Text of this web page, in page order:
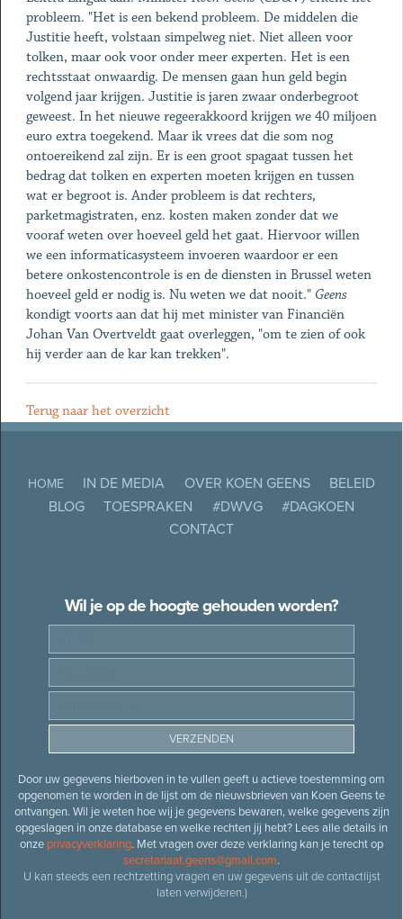
probleem. "Het is een bekend probleem. De middelen die
Justitie heeft, volstaan simpelweg niet. Niet alleen voor
tolken, maar ook voor onder meer experten. Het is een
rechtsstaat onwaardig. De mensen gaan hun geld begin
volgend jaar krijgen. Justitie is jaren zwaar onderbegroot
geweest. In het nieuwe regeerakkoord krijgen we 40 miljoen
euro extra toegekend. Maar ik vrees dat die som nog
ontoereikend zal zijn. Er is een groot spagaat tussen het
bedrag dat tolken en experten moeten krijgen en tussen
wat er begroot is. Ander probleem is dat rechters,
parketmagistraten, enz. kosten maken zonder dat we
vooraf weten over hoeveel geld het gaat. Hiervoor willen
we een informaticasysteem invoeren waardoor er een
betere onkostencontrole is en de diensten in Brussel weten
hoeveel geld er nodig is. Nu weten we dat nooit." Geens
kondigt voorts aan dat hij met minister van Financiën
Johan Van Overtveldt gaat overleggen, "om te zien of ook
hij verder aan de kar kan trekken".
Terug naar het overzicht
HOME IN DE MEDIA OVER KOEN GEENS
BELEID
BLOG
TOESPRAKEN #DWVG
#DAGKOEN
CONTACT
Wil je op de hoogte gehouden worden?
Door uw gegevens hierboven in te vullen geeft u actieve toestemming om
opgenomen te worden in de lijst om de nieuwsbrieven van Koen Geens te
ontvangen. Wil je weten hoe wij je gegevens bewaren, welke gegevens zijn
opgeslagen in onze database en welke rechten jij hebt? Lees alle details in
onze privacyverklaring. Met vragen over deze verklaring kan je terecht op
secretariaat.geens@gmail.com.
U kan steeds een rechtzetting vragen en uw gegevens uit de contactlijst
laten verwijderen.)